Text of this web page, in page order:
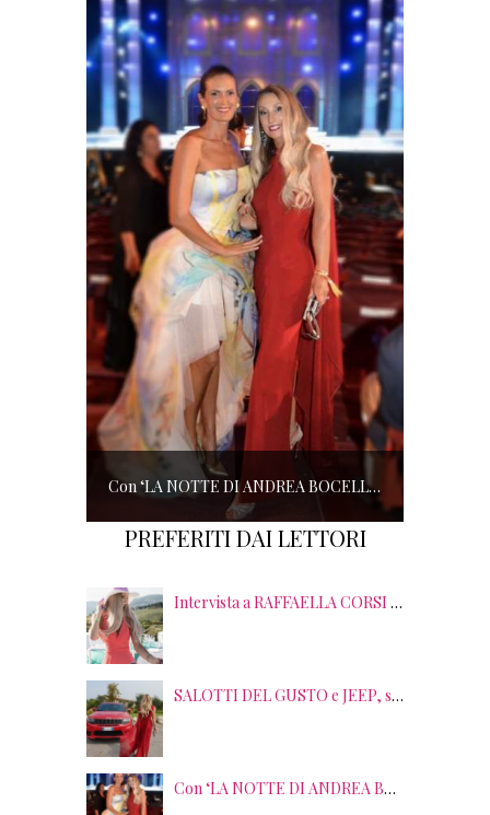
Con ‘LA NOTTE DI ANDREA BOCELLI’ l’ARENA si accende di musica e solidarietà! I SALOTTI DEL GUSTO conquistano tutti; tra gli ospiti, RICHARD GERE
PREFERITI DAI LETTORI
Intervista a RAFFAELLA CORSI tra EVENTI, PSICOLOGIA ed EMOZIONI
SALOTTI DEL GUSTO e JEEP, sei anni di SUCCESSI tra splendide LOCATION, TERRITORI e GUSTO
Con ‘LA NOTTE DI ANDREA BOCELLI’ l’ARENA si accende di musica e solidarietà! I SALOTTI DEL GUSTO conquistano tutti; tra gli ospiti, RICHARD GERE